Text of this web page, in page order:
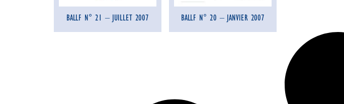
BALLF N° 21 – JUILLET 2007 BALLF N° 20 – JANVIER 2007